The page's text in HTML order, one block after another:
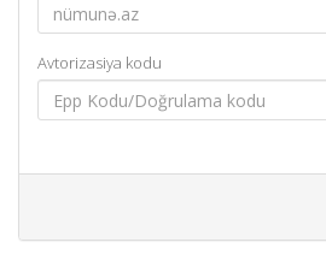
Avtorizasiya kodu